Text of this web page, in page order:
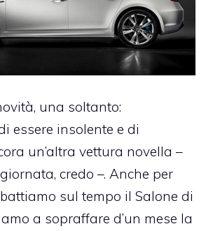
una soltanto:
essere insolente e di
un’altra vettura novella –
credo –. Anche per
sul tempo il Salone di
a sopraffare d’un mese la